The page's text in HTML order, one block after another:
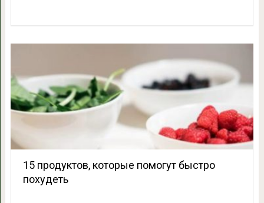
15 продуктов, которые помогут быстро
похудеть